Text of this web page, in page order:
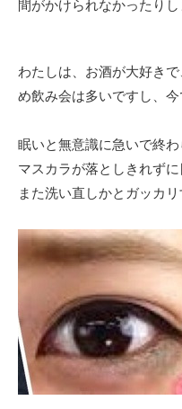
間がかけられなかったりし
わたしは、お酒が大好き
め飲み会は多いですし、今
眠いと無意識に急いで終わ
マスカラが落としきれず
また洗い直しかとガッカ